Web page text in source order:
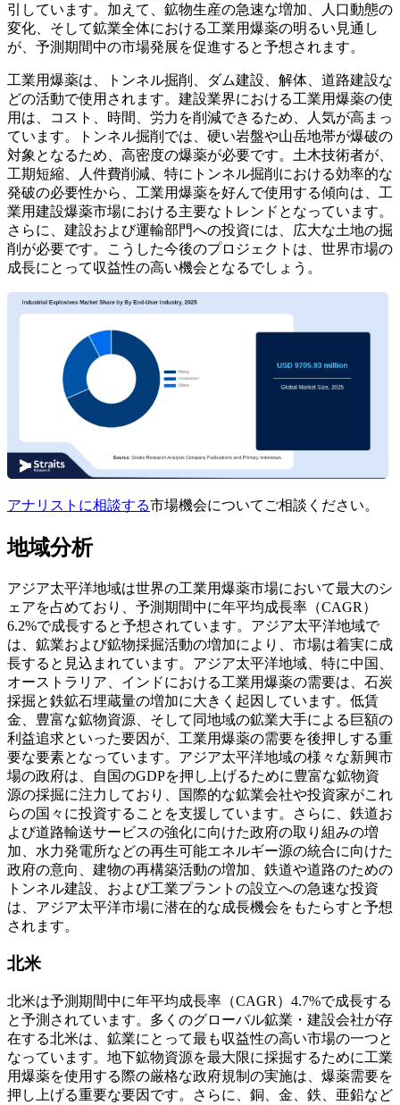
引しています。加えて、鉱物生産の急速な増加、人口動態の
変化、そして鉱業全体における工業用爆薬の明るい見通し
が、予測期間中の市場発展を促進すると予想されます。
工業用爆薬は、トンネル掘削、ダム建設、解体、道路建設な
どの活動で使用されます。建設業界における工業用爆薬の使
用は、コスト、時間、労力を削減できるため、人気が高まっ
ています。トンネル掘削では、硬い岩盤や山岳地帯が爆破の
対象となるため、高密度の爆薬が必要です。土木技術者が、
工期短縮、人件費削減、特にトンネル掘削における効率的な
発破の必要性から、工業用爆薬を好んで使用する傾向は、工
業用建設爆薬市場における主要なトレンドとなっています。
さらに、建設および運輸部門への投資には、広大な土地の掘
削が必要です。こうした今後のプロジェクトは、世界市場の
成長にとって収益性の高い機会となるでしょう。
アナリストに相談する市場機会についてご相談ください。
地域分析
アジア太平洋地域は世界の工業用爆薬市場において最大のシ
ェアを占めており、予測期間中に年平均成長率（CAGR）
6.2%で成長すると予想されています。アジア太平洋地域で
は、鉱業および鉱物採掘活動の増加により、市場は着実に成
長すると見込まれています。アジア太平洋地域、特に中国、
オーストラリア、インドにおける工業用爆薬の需要は、石炭
採掘と鉄鉱石埋蔵量の増加に大きく起因しています。低賃
金、豊富な鉱物資源、そして同地域の鉱業大手による巨額の
利益追求といった要因が、工業用爆薬の需要を後押しする重
要な要素となっています。アジア太平洋地域の様々な新興市
場の政府は、自国のGDPを押し上げるために豊富な鉱物資
源の採掘に注力しており、国際的な鉱業会社や投資家がこれ
らの国々に投資することを支援しています。さらに、鉄道お
よび道路輸送サービスの強化に向けた政府の取り組みの増
加、水力発電所などの再生可能エネルギー源の統合に向けた
政府の意向、建物の再構築活動の増加、鉄道や道路のための
トンネル建設、および工業プラントの設立への急速な投資
は、アジア太平洋市場に潜在的な成長機会をもたらすと予想
されます。
北米
北米は予測期間中に年平均成長率（CAGR）4.7%で成長する
と予測されています。多くのグローバル鉱業・建設会社が存
在する北米は、鉱業にとって最も収益性の高い市場の一つと
なっています。地下鉱物資源を最大限に採掘するために工業
用爆薬を使用する際の厳格な政府規制の実施は、爆薬需要を
押し上げる重要な要因です。さらに、銅、金、鉄、亜鉛など